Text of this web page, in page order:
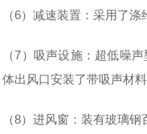
（6）减速装置：采用了
（7）吸声设施：超低噪
体出风口安装了带吸声材
（8）进风窗：装有玻璃